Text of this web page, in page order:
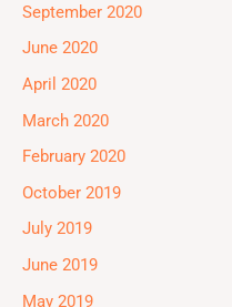
September 2020
June 2020
April 2020
March 2020
February 2020
October 2019
July 2019
June 2019
May 2019